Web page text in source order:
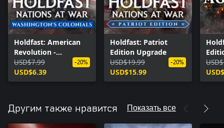
Holdfast: American
Revolution -
Washington's
Colonials
USD$7.99
USD$6.39
-20%
Holdfast: Patriot
Edition Upgrade
USD$19.99
USD$15.99
-20%
Другим также нравится Показать все